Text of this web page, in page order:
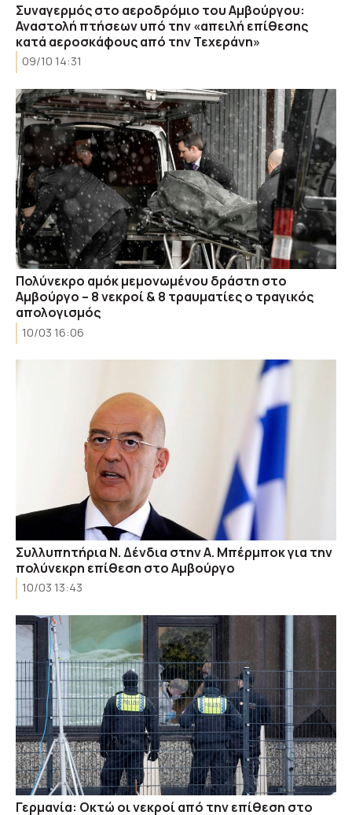
Συναγερμός στο αεροδρόμιο του Αμβούργου:
Αναστολή πτήσεων υπό την «απειλή επίθεσης
κατά αεροσκάφους από την Τεχεράνη»
09/10 14:31
Πολύνεκρο αμόκ μεμονωμένου δράστη στο
Αμβούργο – 8 νεκροί & 8 τραυματίες ο τραγικός
απολογισμός
10/03 16:06
Συλλυπητήρια Ν. Δένδια στην Α. Μπέρμποκ για την
πολύνεκρη επίθεση στο Αμβούργο
10/03 13:43
Γερμανία: Οκτώ οι νεκροί από την επίθεση στο